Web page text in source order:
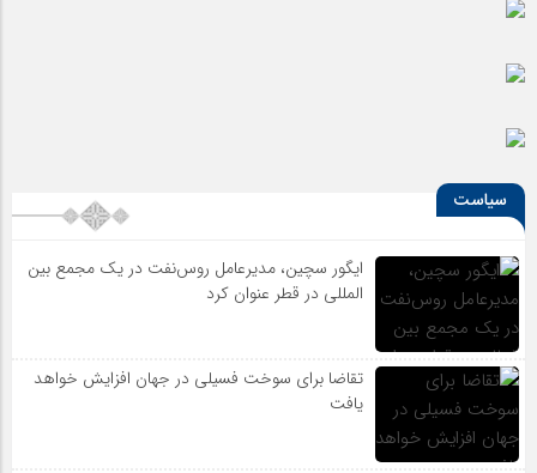
سیاست
ایگور سچین، مدیرعامل روس‌نفت در یک مجمع بین
المللی در قطر عنوان کرد
تقاضا برای سوخت فسیلی در جهان افزایش خواهد
یافت